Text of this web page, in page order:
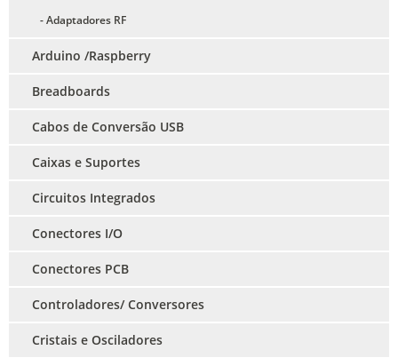
- Adaptadores RF
Arduino /Raspberry
Breadboards
Cabos de Conversão USB
Caixas e Suportes
Circuitos Integrados
Conectores I/O
Conectores PCB
Controladores/ Conversores
Cristais e Osciladores